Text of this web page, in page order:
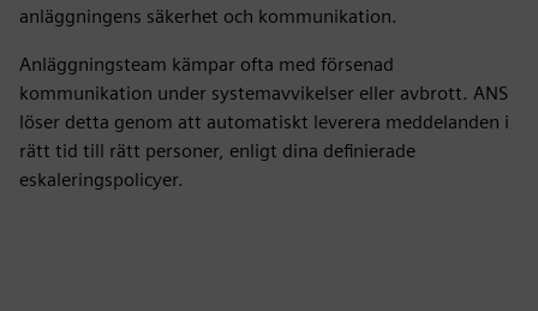
anläggningens säkerhet och kommunikation.
Anläggningsteam kämpar ofta med försenad
kommunikation under systemavvikelser eller avbrott. ANS
löser detta genom att automatiskt leverera meddelanden i
rätt tid till rätt personer, enligt dina definierade
eskaleringspolicyer.